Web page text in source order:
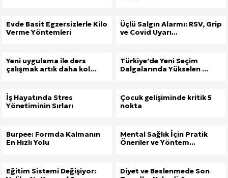
Evde Basit Egzersizlerle Kilo
Verme Yöntemleri
Üçlü Salgın Alarmı: RSV, Grip
ve Covid Uyarı...
Yeni uygulama ile ders
çalışmak artık daha kol...
Türkiye’de Yeni Seçim
Dalgalarında Yükselen ...
İş Hayatında Stres
Yönetiminin Sırları
Çocuk gelişiminde kritik 5
nokta
Burpee: Formda Kalmanın
En Hızlı Yolu
Mental Sağlık İçin Pratik
Öneriler ve Yöntem...
Eğitim Sistemi Değişiyor:
Diyet ve Beslenmede Son